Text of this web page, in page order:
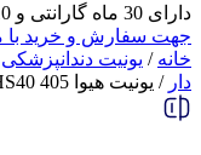
دارای 30 ماه گارانتی و 10 سال خدمات پس از فروش
جهت سفارش و خرید با
خانه / یونیت دندانپزشکی
دار / یونیت هیوا 405 HS40